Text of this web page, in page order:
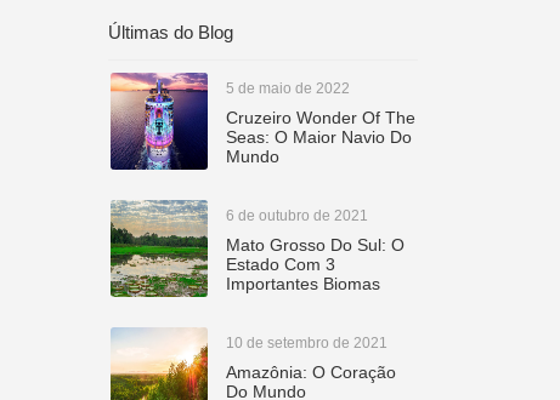
Últimas do Blog
5 de maio de 2022
Cruzeiro Wonder Of The
Seas: O Maior Navio Do
Mundo
6 de outubro de 2021
Mato Grosso Do Sul: O
Estado Com 3
Importantes Biomas
10 de setembro de 2021
Amazônia: O Coração
Do Mundo